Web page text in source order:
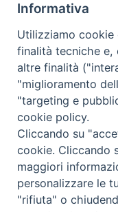
Informativa
Utilizziamo
finalità tecniche e,
altre finalità
"miglioramento
"targeting e
cookie policy.
Cliccando su
cookie. Cliccando
maggiori
personalizzare le
"rifiuta" o